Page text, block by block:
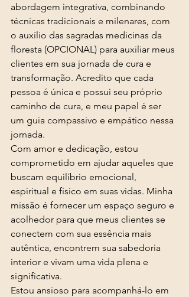
abordagem integrativa, combinando
técnicas tradicionais e milenares, com
o auxílio das sagradas medicinas da
floresta (OPCIONAL) para auxiliar meus
clientes em sua jornada de cura e
transformação. Acredito que cada
pessoa é única e possui seu próprio
caminho de cura, e meu papel é ser
um guia compassivo e empático nessa
jornada.
Com amor e dedicação, estou
comprometido em ajudar aqueles que
buscam equilíbrio emocional,
espiritual e físico em suas vidas. Minha
missão é fornecer um espaço seguro e
acolhedor para que meus clientes se
conectem com sua essência mais
autêntica, encontrem sua sabedoria
interior e vivam uma vida plena e
significativa.
Estou ansioso para acompanhá-lo em